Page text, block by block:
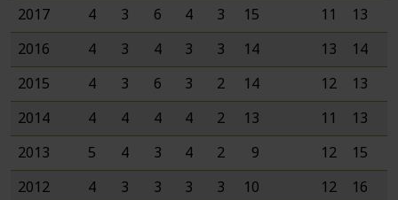
2017
4 3 6 4 3 15 11 13
2016
4 3 4 3 3 14 13 14
2015
4 3 6 3 2 14 12 13
2014
4 4 4 4 2 13 11 13
2013
5 4 3 4 2 9 12 15
2012
4 3 3 3 3 10 12 16